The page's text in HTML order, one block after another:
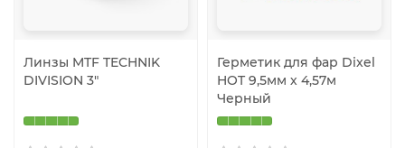
Линзы MTF TECHNIK
DIVISION 3"
Герметик для фар Dixel
HOT 9,5мм х 4,57м
Черный